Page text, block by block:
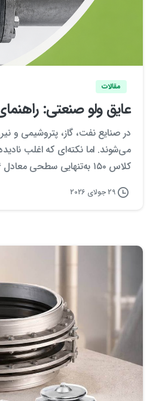
مقالات
عایق ولو صنعتی:
در صنایع نفت، گاز، پتروشیمی و
کلاس ۱۵۰ به‌تنهایی سطحی معادل ۴ فوت...
29 جولای 2026